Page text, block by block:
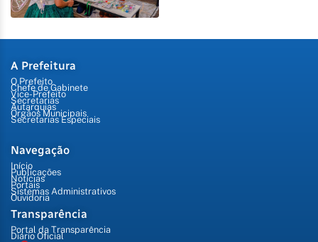
A Prefeitura
O Prefeito
Chefe de Gabinete
Vice-Prefeito
Secretarias
Autarquias
Órgãos Municipais
Secretarias Especiais
Navegação
Início
Publicações
Notícias
Portais
Sistemas Administrativos
Ouvidoria
Transparência
Portal da Transparência
Diário Oficial